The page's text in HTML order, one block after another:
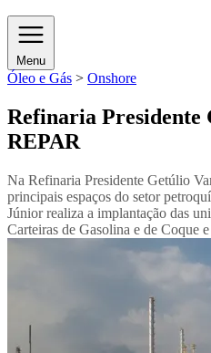
Menu
Óleo e Gás > Onshore
Refinaria Presidente
REPAR
Na Refinaria Presidente Getúlio
principais espaços do setor
Júnior realiza a implantação das
Carteiras de Gasolina e de Coque